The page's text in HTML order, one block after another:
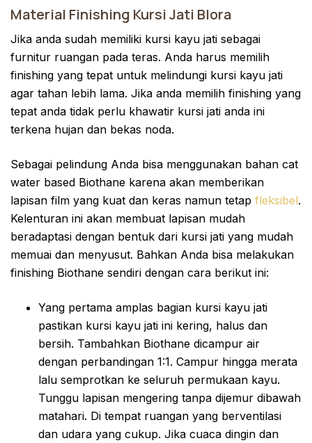
Material Finishing Kursi Jati Blora
Jika anda sudah memiliki kursi kayu jati sebagai
furnitur ruangan pada teras. Anda harus memilih
finishing yang tepat untuk melindungi kursi kayu jati
agar tahan lebih lama. Jika anda memilih finishing yang
tepat anda tidak perlu khawatir kursi jati anda ini
terkena hujan dan bekas noda.
Sebagai pelindung Anda bisa menggunakan bahan cat
water based Biothane karena akan memberikan
lapisan film yang kuat dan keras namun tetap fleksibel.
Kelenturan ini akan membuat lapisan mudah
beradaptasi dengan bentuk dari kursi jati yang mudah
memuai dan menyusut. Bahkan Anda bisa melakukan
finishing Biothane sendiri dengan cara berikut ini:
Yang pertama amplas bagian kursi kayu jati
pastikan kursi kayu jati ini kering, halus dan
bersih. Tambahkan Biothane dicampur air
dengan perbandingan 1:1. Campur hingga merata
lalu semprotkan ke seluruh permukaan kayu.
Tunggu lapisan mengering tanpa dijemur dibawah
matahari. Di tempat ruangan yang berventilasi
dan udara yang cukup. Jika cuaca dingin dan